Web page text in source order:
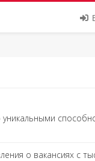
о вакансиях с